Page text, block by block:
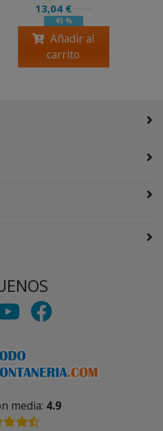
13,04 €
45 %
Añadir al
carrito
media: 4.9